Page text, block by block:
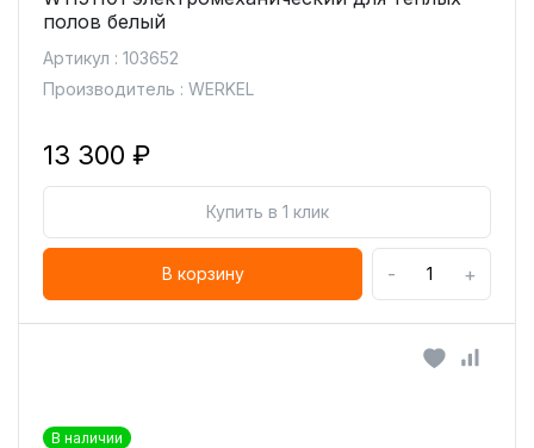
полов белый
Артикул : 103652
Производитель : WERKEL
13 300 ₽
Купить в 1 клик
В корзину - +
В наличии